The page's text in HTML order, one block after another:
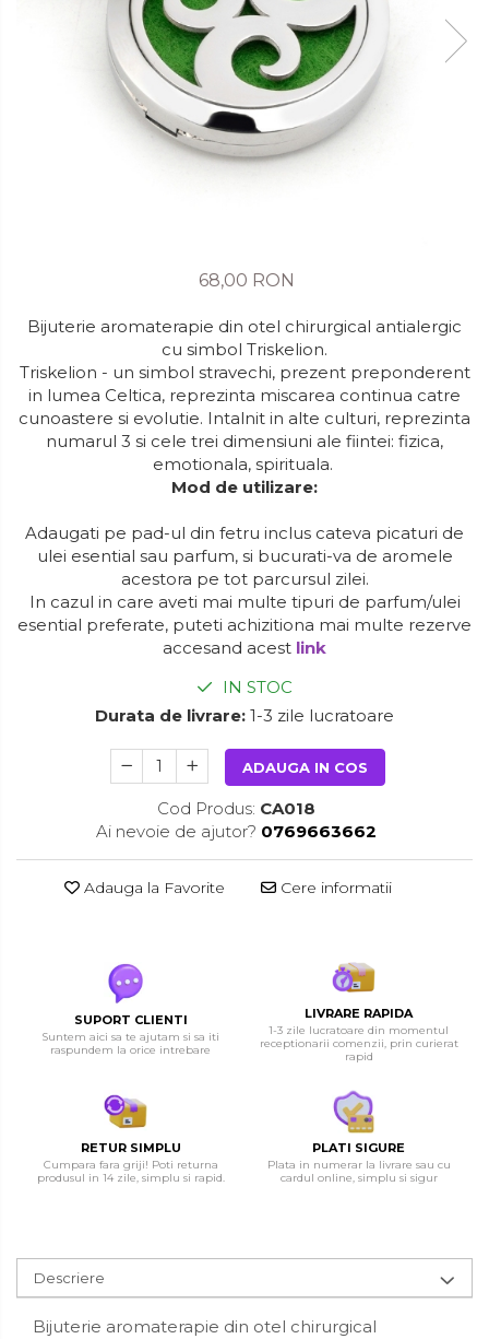
68,00 RON
Bijuterie aromaterapie din otel chirurgical antialergic
cu simbol Triskelion.
Triskelion - un simbol stravechi, prezent preponderent
in lumea Celtica, reprezinta miscarea continua catre
cunoastere si evolutie. Intalnit in alte culturi, reprezinta
numarul 3 si cele trei dimensiuni ale fiintei: fizica,
emotionala, spirituala.
Mod de utilizare:
Adaugati pe pad-ul din fetru inclus cateva picaturi de
ulei esential sau parfum, si bucurati-va de aromele
acestora pe tot parcursul zilei.
In cazul in care aveti mai multe tipuri de parfum/ulei
esential preferate, puteti achizitiona mai multe rezerve
accesand acest link
IN STOC
Durata de livrare: 1-3 zile lucratoare
ADAUGA IN COS
Cod Produs: CA018
Ai nevoie de ajutor? 0769663662
Adauga la Favorite Cere informatii
SUPORT CLIENTI
Suntem aici sa te ajutam si sa iti
raspundem la orice intrebare
LIVRARE RAPIDA
1-3 zile lucratoare din momentul
receptionarii comenzii, prin curierat
rapid
RETUR SIMPLU
Cumpara fara griji! Poti returna
produsul in 14 zile, simplu si rapid.
PLATI SIGURE
Plata in numerar la livrare sau cu
cardul online, simplu si sigur
Descriere
Bijuterie aromaterapie din otel chirurgical